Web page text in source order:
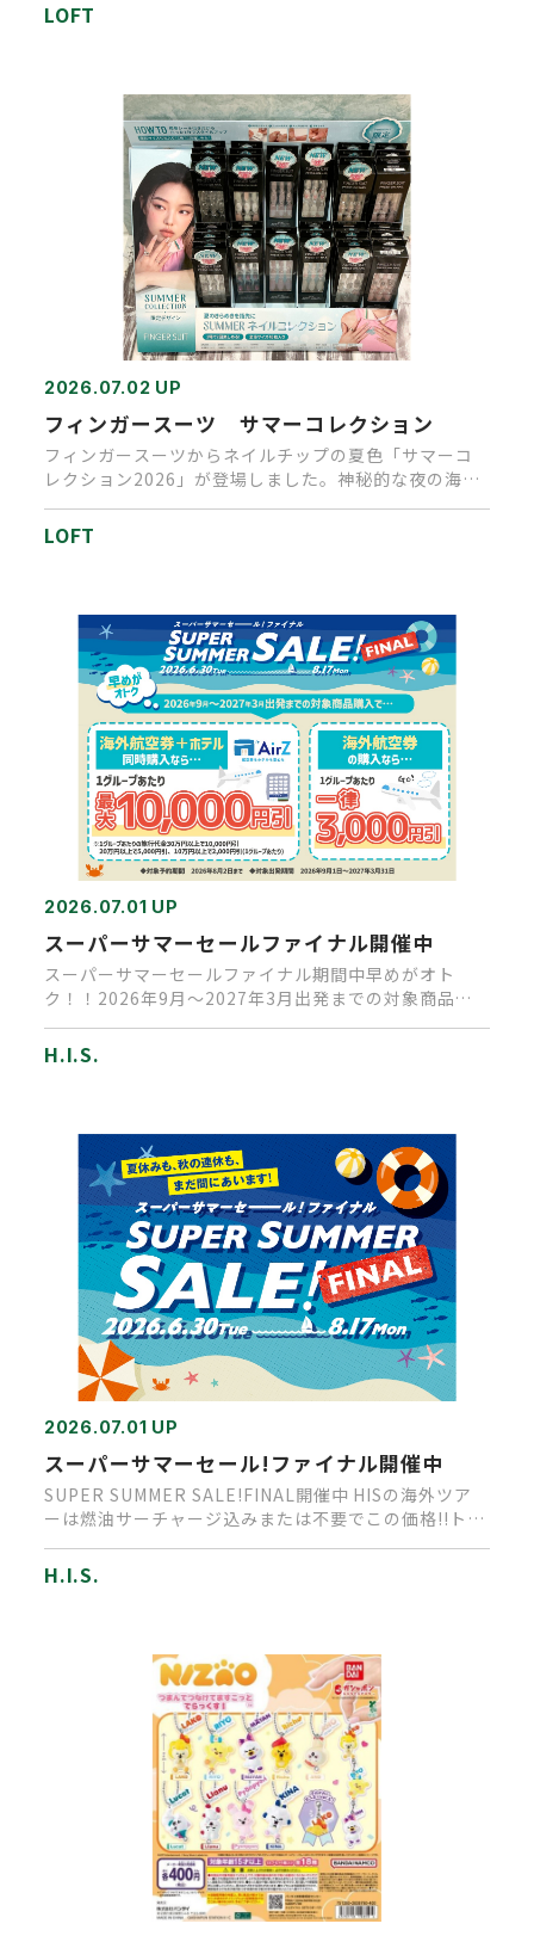
LOFT
2026.07.02 UP
フィンガースーツ サマーコレクション
フィンガースーツからネイルチップの夏色「サマーコ
レクション2026」が登場しました。神秘的な夜の海を
LOFT
2026.07.01 UP
スーパーサマーセールファイナル開催中
スーパーサマーセールファイナル期間中早めがオト
ク！！2026年9月～2027年3月出発までの対象商品購
入でなんと 海外航…
H.I.S.
2026.07.01 UP
スーパーサマーセール!ファイナル開催中
SUPER SUMMER SALE!FINAL開催中 HISの海外ツア
ーは燃油サーチャージ込みまたは不要でこの価格!!ト…
H.I.S.